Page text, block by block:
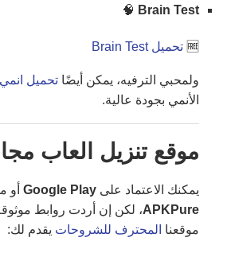
Brain Test
🧠
🆓 تحميل Brain Test
ولمحبي الترفيه، يمكن أيضًا تحميل
الأنمي بجودة عالية.
موقع تنزيل العاب
يمكنك الاعتماد على Google Play أو
APKPure، لكن إن أردت روابط
موقعنا المحترف للشروحات يقدم لك: